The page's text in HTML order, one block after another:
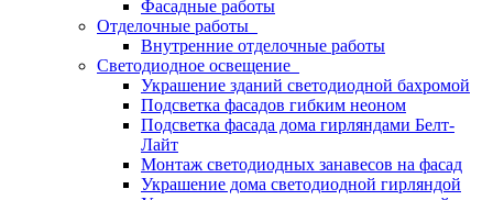
Фасадные работы
Отделочные работы
Внутренние отделочные работы
Светодиодное освещение
Украшение зданий светодиодной бахромой
Подсветка фасадов гибким неоном
Подсветка фасада дома гирляндами Белт-
Лайт
Монтаж светодиодных занавесов на фасад
Украшение дома светодиодной гирляндой